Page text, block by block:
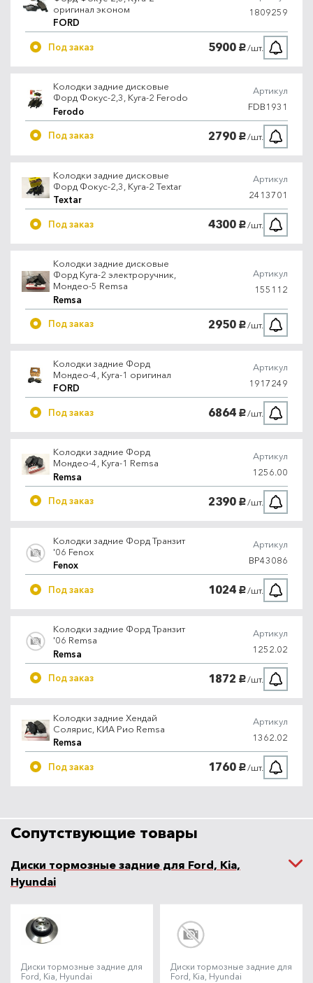
оригинал эконом
FORD
1809259
Под заказ 5900 руб./шт.
Колодки задние дисковые
Форд Фокус-2,3, Куга-2 Ferodo
Ferodo
Артикул
FDB1931
Под заказ 2790 руб./шт.
Колодки задние дисковые
Форд Фокус-2,3, Куга-2 Textar
Textar
Артикул
2413701
Под заказ 4300 руб./шт.
Колодки задние дисковые
Форд Куга-2 электроручник,
Мондео-5 Remsa
Remsa
Артикул
155112
Под заказ 2950 руб./шт.
Колодки задние Форд
Мондео-4, Куга-1 оригинал
FORD
Артикул
1917249
Под заказ 6864 руб./шт.
Колодки задние Форд
Мондео-4, Куга-1 Remsa
Remsa
Артикул
1256.00
Под заказ 2390 руб./шт.
Колодки задние Форд Транзит
'06 Fenox
Fenox
Артикул
BP43086
Под заказ 1024 руб./шт.
Колодки задние Форд Транзит
'06 Remsa
Remsa
Артикул
1252.02
Под заказ 1872 руб./шт.
Колодки задние Хендай
Солярис, КИА Рио Remsa
Remsa
Артикул
1362.02
Под заказ 1760 руб./шт.
Сопутствующие товары
Диски тормозные задние для Ford, Kia,
Hyundai
Диски тормозные задние для
Ford, Kia, Hyundai
Диски тормозные задние для
Ford, Kia, Hyundai